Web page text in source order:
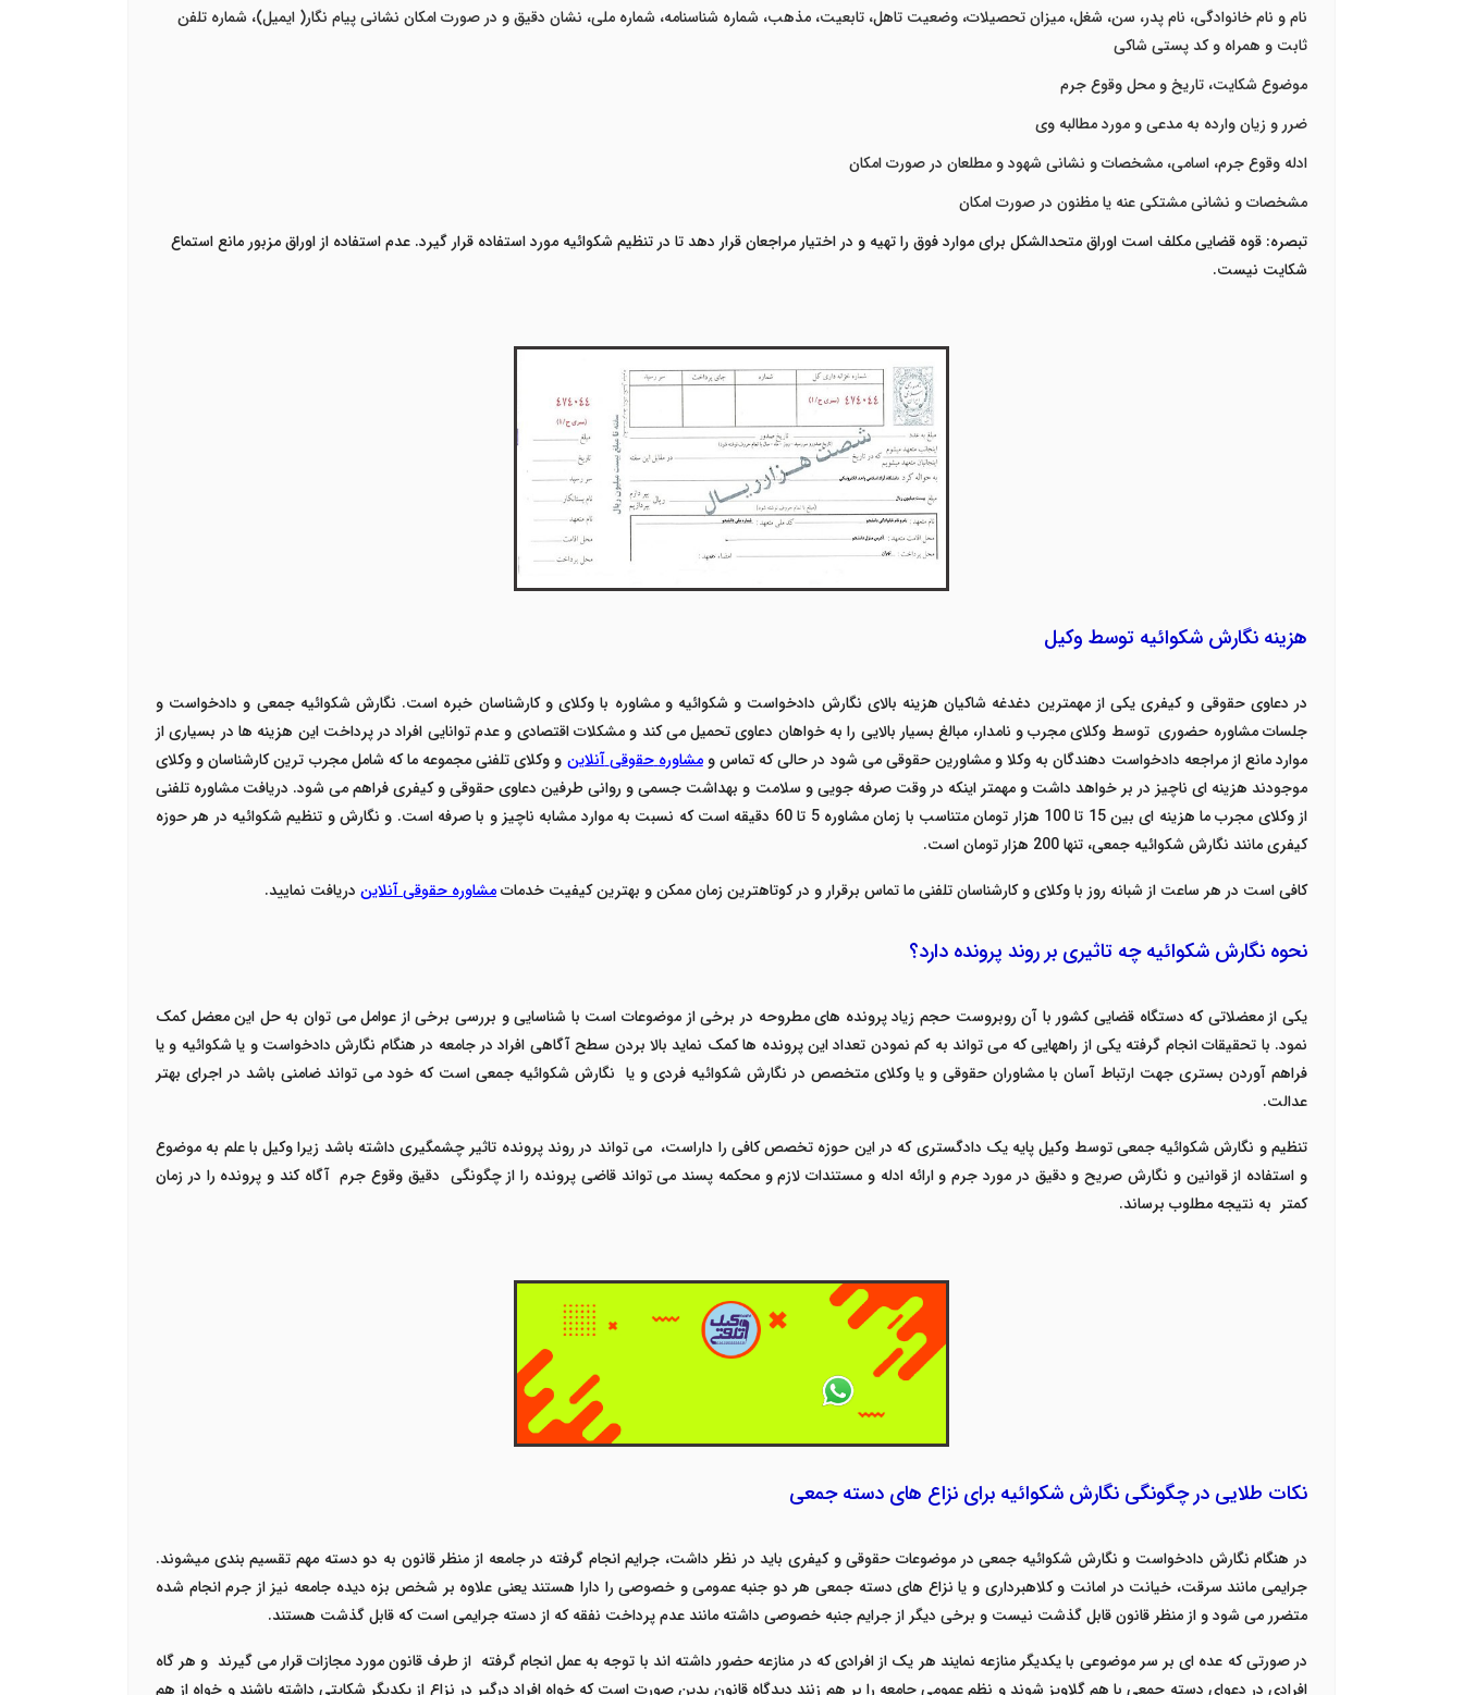
نام و نام خانوادگی، نام پدر، سن، شغل، میزان تحصیلات، وضعیت تاهل، تابعیت، مذهب، شماره شناسنامه، شماره ملی، نشان دقیق و در صورت امکان نشانی پیام نگار( ایمیل)، شماره تلفن
ثابت و همراه و کد پستی شاکی
موضوع شکایت، تاریخ و محل وقوع جرم
ضرر و زیان وارده به مدعی و مورد مطالبه وی
ادله وقوع جرم، اسامی، مشخصات و نشانی شهود و مطلعان در صورت امکان
مشخصات و نشانی مشتکی عنه یا مظنون در صورت امکان
تبصره: قوه قضایی مکلف است اوراق متحدالشکل برای موارد فوق را تهیه و در اختیار مراجعان قرار دهد تا در تنظیم شکوائیه مورد استفاده قرار گیرد. عدم استفاده از اوراق مزبور مانع استماع
شکایت نیست.
هزینه نگارش شکوائیه توسط وکیل
در دعاوی حقوقی و کیفری یکی از مهمترین دغدغه شاکیان هزینه بالای نگارش دادخواست و شکوائیه و مشاوره با وکلای و کارشناسان خبره است. نگارش شکوائیه جمعی و دادخواست و
جلسات مشاوره حضوری توسط وکلای مجرب و نامدار، مبالغ بسیار بالایی را به خواهان دعاوی تحمیل می کند و مشکلات اقتصادی و عدم توانایی افراد در پرداخت این هزینه ها در بسیاری از
موارد مانع از مراجعه دادخواست دهندگان به وکلا و مشاورین حقوقی می شود در حالی که تماس ومشاورهحقوقیآنلاین و وکلای تلفنی مجموعه ما که شامل مجرب ترین کارشناسان و وکلای
موجودند هزینه ای ناچیز در بر خواهد داشت و مهمتر اینکه در وقت صرفه جویی و سلامت و بهداشت جسمی و روانی طرفین دعاوی حقوقی و کیفری فراهم می شود. دریافت مشاوره تلفنی
از وکلای مجرب ما هزینه ای بین 15 تا 100 هزار تومان متناسب با زمان مشاوره 5 تا 60 دقیقه است که نسبت به موارد مشابه ناچیز و با صرفه است. و نگارش و تنظیم شکوائیه در هر حوزه
کیفری مانند نگارش شکوائیه جمعی، تنها 200 هزار تومان است.
کافی است در هر ساعت از شبانه روز با وکلای و کارشناسان تلفنی ما تماس برقرار و در کوتاهترین زمان ممکن و بهترین کیفیت خدماتمشاورهحقوقیآنلاین دریافت نمایید.
نحوه نگارش شکوائیه چه تاثیری بر روند پرونده دارد؟
یکی از معضلاتی که دستگاه قضایی کشور با آن روبروست حجم زیاد پرونده های مطروحه در برخی از موضوعات است با شناسایی و بررسی برخی از عوامل می توان به حل این معضل کمک
نمود. با تحقیقات انجام گرفته یکی از راههایی که می تواند به کم نمودن تعداد این پرونده ها کمک نماید بالا بردن سطح آگاهی افراد در جامعه در هنگام نگارش دادخواست و یا شکوائیه و یا
فراهم آوردن بستری جهت ارتباط آسان با مشاوران حقوقی و یا وکلای متخصص در نگارش شکوائیه فردی و یا نگارش شکوائیه جمعی است که خود می تواند ضامنی باشد در اجرای بهتر
عدالت.
تنظیم و نگارش شکوائیه جمعی توسط وکیل پایه یک دادگستری که در این حوزه تخصص کافی را داراست، می تواند در روند پرونده تاثیر چشمگیری داشته باشد زیرا وکیل با علم به موضوع
و استفاده از قوانین و نگارش صریح و دقیق در مورد جرم و ارائه ادله و مستندات لازم و محکمه پسند می تواند قاضی پرونده را از چگونگی دقیق وقوع جرم آگاه کند و پرونده را در زمان
کمتر به نتیجه مطلوب برساند.
نکات طلایی در چگونگی نگارش شکوائیه برای نزاع های دسته جمعی
در هنگام نگارش دادخواست و نگارش شکوائیه جمعی در موضوعات حقوقی و کیفری باید در نظر داشت، جرایم انجام گرفته در جامعه از منظر قانون به دو دسته مهم تقسیم بندی میشوند.
جرایمی مانند سرقت، خیانت در امانت و کلاهبرداری و یا نزاع های دسته جمعی هر دو جنبه عمومی و خصوصی را دارا هستند یعنی علاوه بر شخص بزه دیده جامعه نیز از جرم انجام شده
متضرر می شود و از منظر قانون قابل گذشت نیست و برخی دیگر از جرایم جنبه خصوصی داشته مانند عدم پرداخت نفقه که از دسته جرایمی است که قابل گذشت هستند.
در صورتی که عده ای بر سر موضوعی با یکدیگر منازعه نمایند هر یک از افرادی که در منازعه حضور داشته اند با توجه به عمل انجام گرفته از طرف قانون مورد مجازات قرار می گیرند و هر گاه
افرادی در دعوای دسته جمعی با هم گلاویز شوند و نظم عمومی جامعه را بر هم زنند دیدگاه قانون بدین صورت است که خواه افراد درگیر در نزاع از یکدیگر شکایتی داشته باشند و خواه از هم